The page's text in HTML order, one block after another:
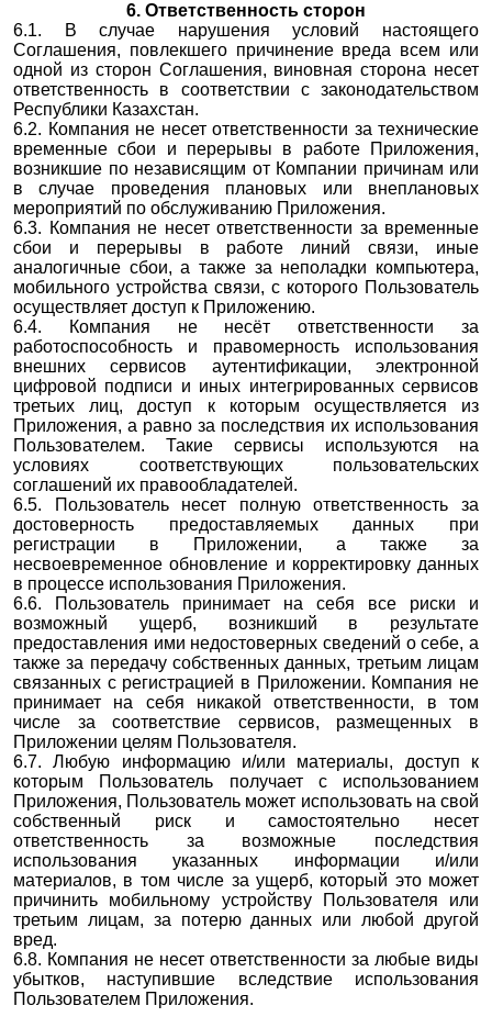
6. Ответственность сторон
6.1. В случае нарушения условий настоящего
Соглашения, повлекшего причинение вреда всем или
одной из сторон Соглашения, виновная сторона несет
ответственность в соответствии с законодательством
Республики Казахстан.
6.2. Компания не несет ответственности за технические
временные сбои и перерывы в работе Приложения,
возникшие по независящим от Компании причинам или
в случае проведения плановых или внеплановых
мероприятий по обслуживанию Приложения.
6.3. Компания не несет ответственности за временные
сбои и перерывы в работе линий связи, иные
аналогичные сбои, а также за неполадки компьютера,
мобильного устройства связи, с которого Пользователь
осуществляет доступ к Приложению.
6.4. Компания не несёт ответственности за
работоспособность и правомерность использования
внешних сервисов аутентификации, электронной
цифровой подписи и иных интегрированных сервисов
третьих лиц, доступ к которым осуществляется из
Приложения, а равно за последствия их использования
Пользователем. Такие сервисы используются на
условиях соответствующих пользовательских
соглашений их правообладателей.
6.5. Пользователь несет полную ответственность за
достоверность предоставляемых данных при
регистрации в Приложении, а также за
несвоевременное обновление и корректировку данных
в процессе использования Приложения.
6.6. Пользователь принимает на себя все риски и
возможный ущерб, возникший в результате
предоставления ими недостоверных сведений о себе, а
также за передачу собственных данных, третьим лицам
связанных с регистрацией в Приложении. Компания не
принимает на себя никакой ответственности, в том
числе за соответствие сервисов, размещенных в
Приложении целям Пользователя.
6.7. Любую информацию и/или материалы, доступ к
которым Пользователь получает с использованием
Приложения, Пользователь может использовать на свой
собственный риск и самостоятельно несет
ответственность за возможные последствия
использования указанных информации и/или
материалов, в том числе за ущерб, который это может
причинить мобильному устройству Пользователя или
третьим лицам, за потерю данных или любой другой
вред.
6.8. Компания не несет ответственности за любые виды
убытков, наступившие вследствие использования
Пользователем Приложения.